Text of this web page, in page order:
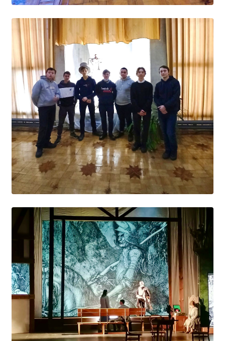
Студенческий спортивный клуб
МЕТОДИЧЕСКАЯ РАБОТА
В помощь педагогам и мастерам ПО
ПРОЧЕЕ
История нашего техникума
Фотографии техникума
ПОЛЕЗНЫЕ ССЫЛКИ
Министерство науки и высшего образования
РФ
Главное управление по контролю за оборотом
наркотиков
Общероссийская база вакансий "Работа в
России"
Сбербанк Онлайн - оплачивайте
образовательные услуги